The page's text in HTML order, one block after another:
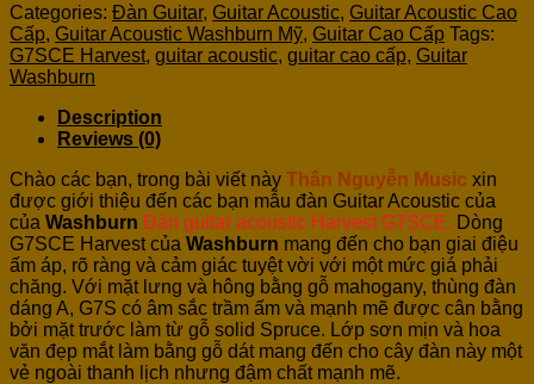
Categories: Đàn Guitar, Guitar Acoustic, Guitar Acoustic Cao
Cấp, Guitar Acoustic Washburn Mỹ, Guitar Cao Cấp Tags:
G7SCE Harvest, guitar acoustic, guitar cao cấp, Guitar
Washburn
Description
Reviews (0)
Chào các bạn, trong bài viết này Thân Nguyễn Music xin
được giới thiệu đến các bạn mẫu đàn Guitar Acoustic của
của Washburn Đàn guitar acoustic Harvest G7SCE. Dòng
G7SCE Harvest của Washburn mang đến cho bạn giai điệu
ấm áp, rõ ràng và cảm giác tuyệt vời với một mức giá phải
chăng. Với mặt lưng và hông bằng gỗ mahogany, thùng đàn
dáng A, G7S có âm sắc trầm ấm và mạnh mẽ được cân bằng
bởi mặt trước làm từ gỗ solid Spruce. Lớp sơn mịn và hoa
văn đẹp mắt làm bằng gỗ dát mang đến cho cây đàn này một
vẻ ngoài thanh lịch nhưng đậm chất mạnh mẽ.